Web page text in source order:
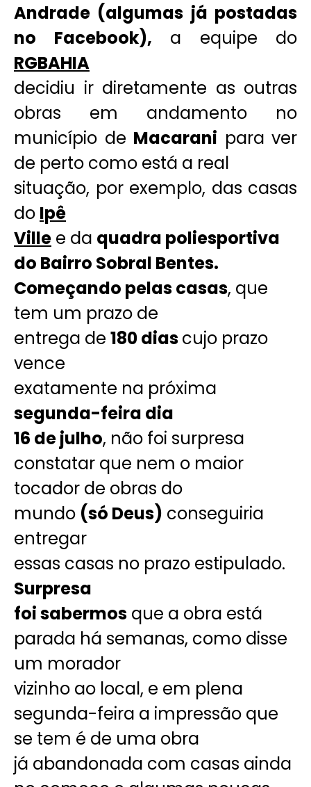
Andrade (algumas já postadas
no Facebook), a equipe do
RGBAHIA
decidiu ir diretamente as outras
obras em andamento no
município de Macarani para ver
de perto como está a real
situação, por exemplo, das casas
do Ipê
Ville e da quadra poliesportiva
do Bairro Sobral Bentes.
Começando pelas casas, que
tem um prazo de
entrega de 180 diascujo prazo
vence
exatamente na próxima
segunda-feira dia
16 de julho, não foi surpresa
constatar que nem o maior
tocador de obras do
mundo (só Deus) conseguiria
entregar
essas casas no prazo estipulado.
Surpresa
foi sabermos que a obra está
parada há semanas, como disse
um morador
vizinho ao local, e em plena
segunda-feira a impressão que
se tem é de uma obra
já abandonada com casas ainda